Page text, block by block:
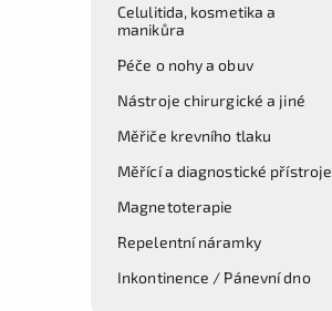
Celulitida, kosmetika a
manikůra
Péče o nohy a obuv
Nástroje chirurgické a jiné
Měřiče krevního tlaku
Měřící a diagnostické přístroje
Magnetoterapie
Repelentní náramky
Inkontinence / Pánevní dno